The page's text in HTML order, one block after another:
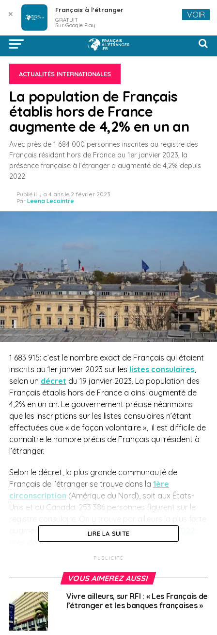
ACTUALITÉS INTERNATIONALES
La population de Français
établis hors de France
augmente de 4,2% en un an
Avec près de 1 684 000 personnes inscrites au registre des
Français résidant hors de France au 1er janvier 2023, la
présence française à l’étranger a augmenté de 4,2% depuis
2022.
Publié il y a 4 ans le 2 février 2023
Par Leena Lecointre
1 683 915: c’est le nombre exact de Français qui étaient
inscrits au 1er janvier 2023 sur les listes consulaires,
selon un décret du 19 janvier 2023. La population des
Français établis hors de France a ainsi augmenté de
4,2% en un an. Le gouvernement précise néanmoins
que les inscriptions sur les listes consulaires n’étant
effectuées que « de façon volontaire », il est difficile de
connaître le nombre précis de Français qui résident à
l’étranger.
Selon le décret, la plus grande communauté de
Français de l’étranger se trouve dans la 1ère
circonscription (Amérique du Nord), soit aux États-
Unis et au Canada. 253 386 personnes figurent sur le
augmentation de population française
près de 10%.
grandir le nombre d’inscrits sur les registres consulaires
depuis un an. Seules les 6e(Suisse et Liechtenstein) et
ecirconscriptions (Maghreb et Afrique de l’Ouest)
connaissent de légères baisses.
LIRE LA SUITE
PUBLICITÉ
VOUS AIMEREZ AUSSI
Vivre ailleurs, sur RFI : « Les Français de
l’étranger et les banques françaises »
✕ Français à l'étranger
GRATUIT
Sur Google Play
VOIR